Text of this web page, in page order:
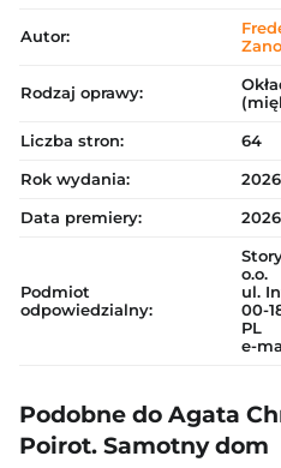
Autor:
Rodzaj oprawy:
Liczba stron:
64
Rok wydania:
2026
Data premiery:
Podmiot
odpowiedzialny:
o.o.
ul.
00-
PL
e-
Podobne do Agata
Poirot. Samotny dom